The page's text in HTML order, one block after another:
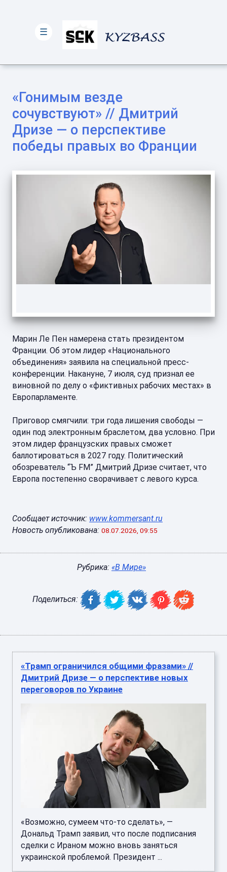
«Гонимым везде
сочувствуют» // Дмитрий
Дризе — о перспективе
победы правых во Франции
Марин Ле Пен намерена стать президентом
Франции. Об этом лидер «Национального
объединения» заявила на специальной пресс-
конференции. Накануне, 7 июля, суд признал ее
виновной по делу о «фиктивных рабочих местах» в
Европарламенте.
Приговор смягчили: три года лишения свободы —
один под электронным браслетом, два условно. При
этом лидер французских правых сможет
баллотироваться в 2027 году. Политический
обозреватель “Ъ FM” Дмитрий Дризе считает, что
Европа постепенно сворачивает с левого курса.
Сообщает источник: www.kommersant.ru
Новость опубликована: 08.07.2026, 09:55
Рубрика: «В Мире»
Поделиться:
«Трамп ограничился общими фразами» //
Дмитрий Дризе — о перспективе новых
переговоров по Украине
«Возможно, сумеем что-то сделать», —
Дональд Трамп заявил, что после подписания
сделки с Ираном можно вновь заняться
украинской проблемой. Президент ...
☰